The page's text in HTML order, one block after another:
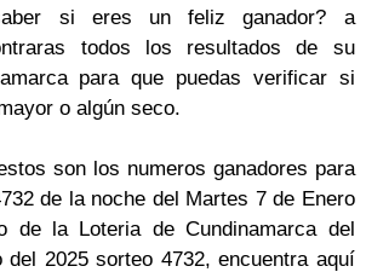
si eres un feliz ganador? a
todos los resultados de su
para que puedas verificar si
o algún seco.
son los numeros ganadores para
de la noche del Martes 7 de Enero
de la Loteria de Cundinamarca del
del 2025 sorteo 4732, encuentra aquí